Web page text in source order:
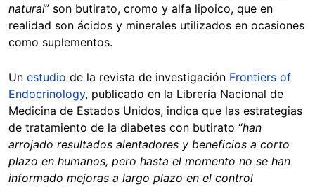
natural” son butirato, cromo y alfa lipoico, que en
realidad son ácidos y minerales utilizados en ocasiones
como suplementos.
Un estudio de la revista de investigación Frontiers of
Endocrinology, publicado en la Librería Nacional de
Medicina de Estados Unidos, indica que las estrategias
de tratamiento de la diabetes con butirato “han
arrojado resultados alentadores y beneficios a corto
plazo en humanos, pero hasta el momento no se han
informado mejoras a largo plazo en el control